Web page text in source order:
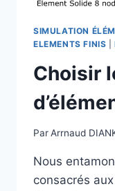
SIMULATION
ELEMENTS FINIS |
Choisir
ParArrnaud
Nous
consacrés